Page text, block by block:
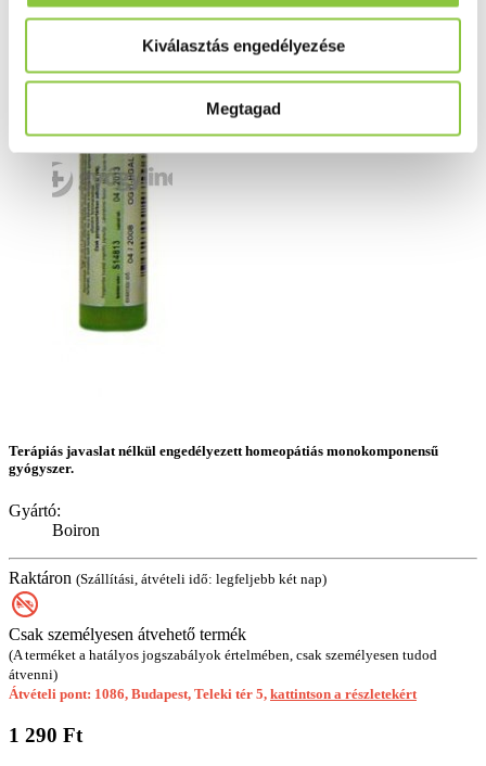
Kiválasztás engedélyezése
Megtagad
Terápiás javaslat nélkül engedélyezett homeopátiás monokomponensű
gyógyszer.
Gyártó:
Boiron
Raktáron (Szállítási, átvételi idő: legfeljebb két nap)
Csak személyesen átvehető termék
(A terméket a hatályos jogszabályok értelmében, csak személyesen tudod
átvenni)
Átvételi pont: 1086, Budapest, Teleki tér 5, kattintson a részletekért
1 290 Ft